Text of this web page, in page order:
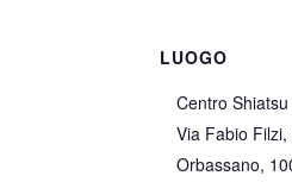
LUOGO
Centro Shiatsu
Via Fabio Filzi,
Orbassano,